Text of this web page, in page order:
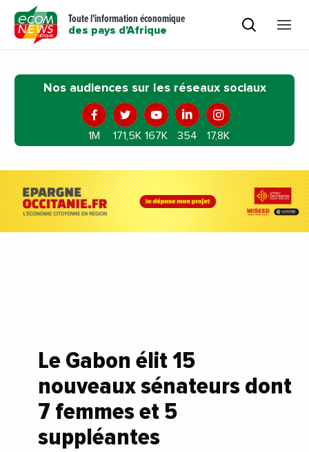
Toute l'information économique
des pays d'Afrique
Nos audiences sur les réseaux sociaux
1M 171,5K 167K 354 17,8K
Le Gabon élit 15
nouveaux sénateurs dont
7 femmes et 5
suppléantes